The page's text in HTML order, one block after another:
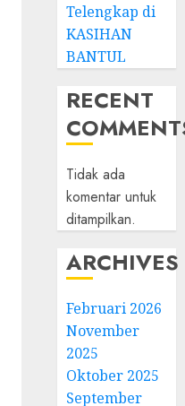
Telengkap di
KASIHAN
BANTUL
RECENT
Tidak ada
komentar untuk
ditampilkan.
ARCHIVES
Februari 2026
November
2025
Oktober 2025
September